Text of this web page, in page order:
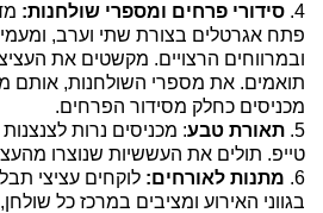
4. סידורי פרחים ומספרי שולחנות:
פתח אגרטלים בצורת שתי וערב,
ובמרווחים הרצויים. מקשטים את
תואמים. את מספרי השולחנות, אותם
מכניסים כחלק מסידור הפרחים.
5. תאורת טבע: מכניסים נרות
טייפ. תולים את העששיות שנוצרו
6. מתנות לאורחים: לוקחים עציצי
בגווני האירוע ומציבים במרכז כל